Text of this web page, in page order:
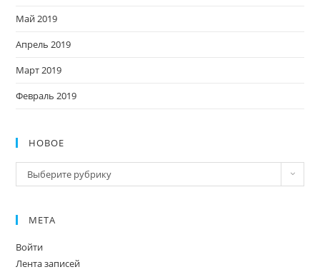
Май 2019
Апрель 2019
Март 2019
Февраль 2019
НОВОЕ
Новое
Выберите рубрику
МЕТА
Войти
Лента записей